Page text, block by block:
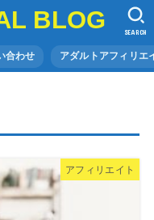
BLOG
合わせ アダルトアフィリエ
SEARCH
アフィリエイト